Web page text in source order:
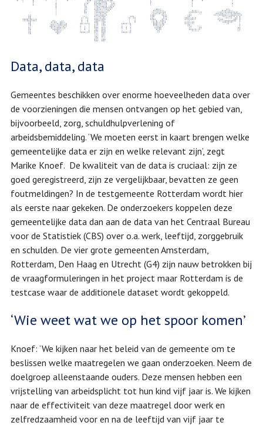
Data, data, data
Gemeentes beschikken over enorme hoeveelheden data over
de voorzieningen die mensen ontvangen op het gebied van,
bijvoorbeeld, zorg, schuldhulpverlening of
arbeidsbemiddeling. ‘We moeten eerst in kaart brengen welke
gemeentelijke data er zijn en welke relevant zijn’, zegt
Marike Knoef. De kwaliteit van de data is cruciaal: zijn ze
goed geregistreerd, zijn ze vergelijkbaar, bevatten ze geen
foutmeldingen? In de testgemeente Rotterdam wordt hier
als eerste naar gekeken. De onderzoekers koppelen deze
gemeentelijke data dan aan de data van het Centraal Bureau
voor de Statistiek (CBS) over o.a. werk, leeftijd, zorggebruik
en schulden. De vier grote gemeenten Amsterdam,
Rotterdam, Den Haag en Utrecht (G4) zijn nauw betrokken bij
de vraagformuleringen in het project maar Rotterdam is de
testcase waar de additionele dataset wordt gekoppeld.
‘Wie weet wat we op het spoor komen’
Knoef: ‘We kijken naar het beleid van de gemeente om te
beslissen welke maatregelen we gaan onderzoeken. Neem de
doelgroep alleenstaande ouders. Deze mensen hebben een
vrijstelling van arbeidsplicht tot hun kind vijf jaar is. We kijken
naar de effectiviteit van deze maatregel door werk en
zelfredzaamheid voor en na de leeftijd van vijf jaar te